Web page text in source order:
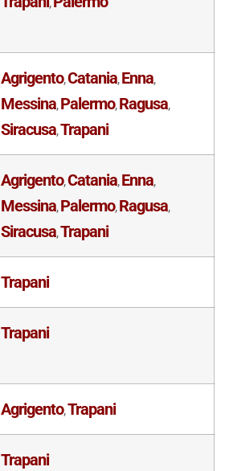
,
Agrigento,Catania,Enna,
Messina,Palermo,Ragusa,
Siracusa,Trapani
Agrigento,Catania,Enna,
Messina,Palermo,Ragusa,
Siracusa,Trapani
Trapani
Trapani
Agrigento,Trapani
Trapani